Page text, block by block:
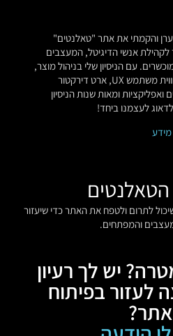
ערן והקמתי את אתר "טאלנטים"
אנשי הדיגיטל, המעצבים
עם הניסיון שלי בניהול מוצר,
אפיון ועיצוב חווית משתמש UX, ארט דירקטור
ואפליקציות ומאות שנות הניסיון
לעצמנו ביחד!
לתרום ולטפח את האתר כדי שיעזור
והמפתחים.
יש לך רעיון
לעזור בפיתוח